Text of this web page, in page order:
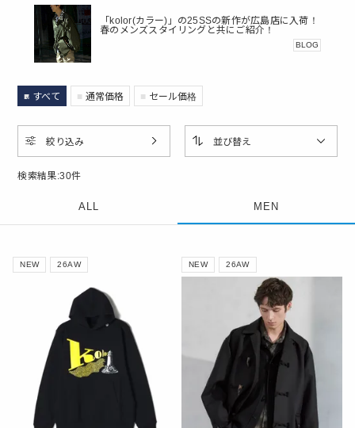
「kolor(カラー)」の25SSの新作が広島店に入荷！
春のメンズスタイリングと共にご紹介！
BLOG
すべて 通常価格 セール価格
検索結果:30件
絞り込み 並び替え
ALL MEN
NEW 26AW NEW 26AW